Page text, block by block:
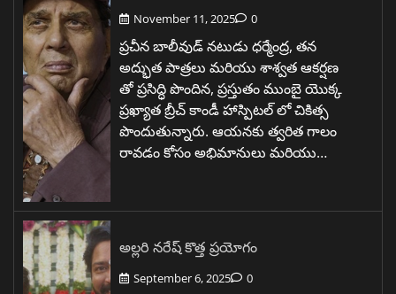
November 11, 2025 0
ప్రచీన బాలీవుడ్ నటుడు ధర్మేంద్ర, తన
అద్భుత పాత్రలు మరియు శాశ్వత ఆకర్షణ
తో ప్రసిద్ధి పొందిన, ప్రస్తుతం ముంబై యొక్క
ప్రఖ్యాత బ్రీచ్ కాండీ హాస్పిటల్ లో చికిత్స
పొందుతున్నారు. ఆయనకు త్వరిత గాలం
రావడం కోసం అభిమానులు మరియు…
అల్లరి నరేష్ కొత్త ప్రయోగం
September 6, 2025 0